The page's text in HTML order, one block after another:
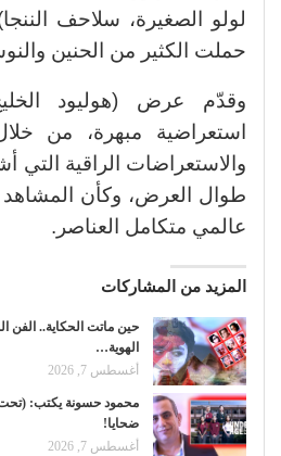
لولو الصغيرة، سلاحف
حملت الكثير من الحنين
وقدّم عرض (هوليود
استعراضية مبهرة، من
والاستعراضات الراقية التي
طوال العرض، وكأن
عالمي متكامل العناصر.
المزيد من المشاركات
حين ماتت الحكاية.. الفن
الهوية…
أغسطس 7, 2026
محمود حسونة يكتب: (تحت
ضحايا!
أغسطس 7, 2026